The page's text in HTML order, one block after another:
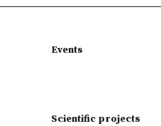
Events
Scientific projects